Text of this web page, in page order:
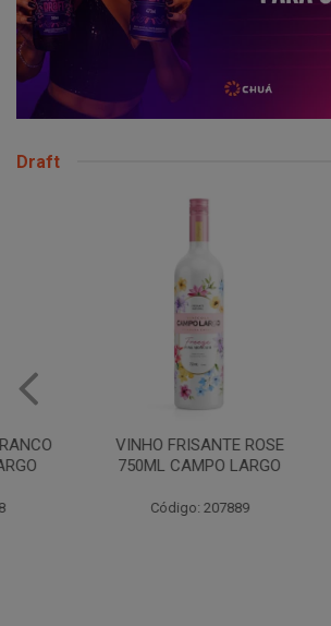
Draft
VINHO FRISANTE ROSE
750ML CAMPO LARGO
Código: 207889
CHOPP